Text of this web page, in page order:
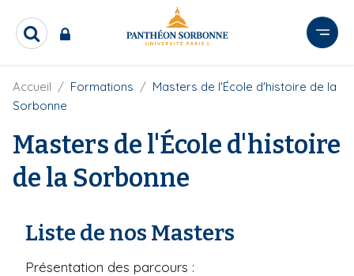
R
h
e
c
h
r
F
i
r
Accueil Formations
Masters de l'École d'histoire de la
Sorbonne
Masters de l'École d'histoire
de la Sorbonne
Liste de nos Masters
Présentation des parcours :